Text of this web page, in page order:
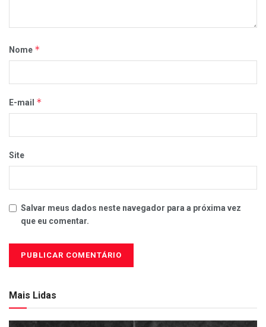
Nome *
E-mail *
Site
Salvar meus dados neste navegador para a próxima vez
que eu comentar.
Mais Lidas